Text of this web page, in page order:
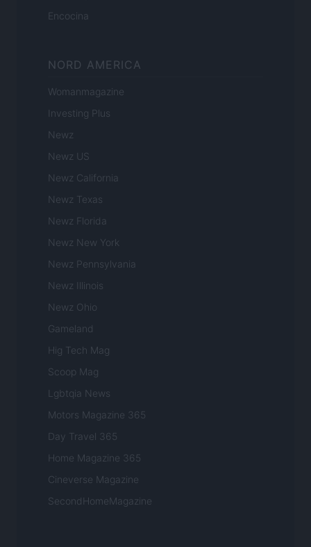
Encocina
NORD AMERICA
Womanmagazine
Investing Plus
Newz
Newz US
Newz California
Newz Texas
Newz Florida
Newz New York
Newz Pennsylvania
Newz Illinois
Newz Ohio
Gameland
Hig Tech Mag
Scoop Mag
Lgbtqia News
Motors Magazine 365
Day Travel 365
Home Magazine 365
Cineverse Magazine
SecondHomeMagazine